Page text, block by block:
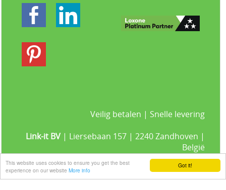
Got it!
This website uses cookies to ensure you get the best
experience on our website More info
Veilig betalen | Snelle levering
Link-it BV | Liersebaan 157 | 2240 Zandhoven |
België
+32 3 420 08 11 | ✉hallo@link-it.be
BTW: BE0648821122 | Fortis BE47 0017 8143 2480